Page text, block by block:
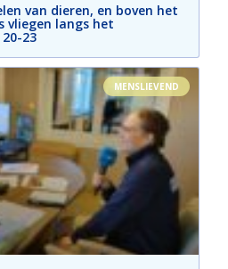
van dieren, en boven het
vliegen langs het
23
MENSLIEVEND